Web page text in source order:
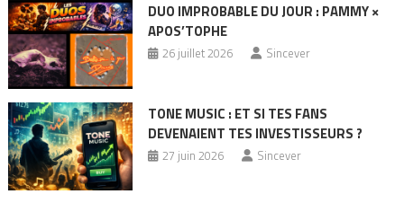
DUO IMPROBABLE DU JOUR : PAMMY ×
APOS’TOPHE
26 juillet 2026 Sincever
TONE MUSIC : ET SI TES FANS
DEVENAIENT TES INVESTISSEURS ?
27 juin 2026 Sincever